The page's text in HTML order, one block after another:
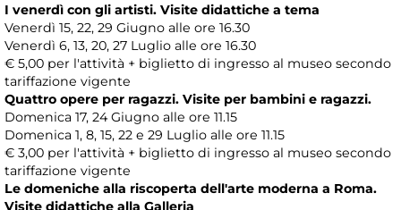
I venerdì con gli artisti. Visite didattiche a tema
Venerdì 15, 22, 29 Giugno alle ore 16.30
Venerdì 6, 13, 20, 27 Luglio alle ore 16.30
€ 5,00 per l'attività + biglietto di ingresso al museo secondo
tariffazione vigente
Quattro opere per ragazzi. Visite per bambini e ragazzi.
Domenica 17, 24 Giugno alle ore 11.15
Domenica 1, 8, 15, 22 e 29 Luglio alle ore 11.15
€ 3,00 per l'attività + biglietto di ingresso al museo secondo
tariffazione vigente
Le domeniche alla riscoperta dell'arte moderna a Roma.
Visite didattiche alla Galleria